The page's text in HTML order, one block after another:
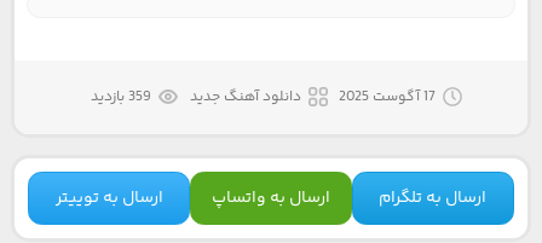
17 آگوست 2025 دانلود آهنگ جدید 359 بازدید
ارسال به تلگرام ارسال به واتساپ ارسال به توییتر